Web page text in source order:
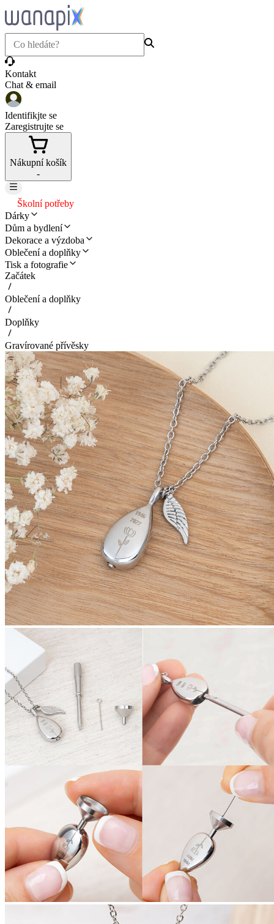
Kontakt
Chat & email
Identifikjte se
Zaregistrujte se
Nákupní košík
-
Školní potřeby
Dárky
Dům a bydlení
Dekorace a výzdoba
Oblečení a doplňky
Tisk a fotografie
Začátek
Oblečení a doplňky
Doplňky
Gravírované přívěsky